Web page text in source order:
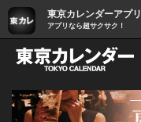
東京カレンダーアプリ
アプリなら超サクサク！